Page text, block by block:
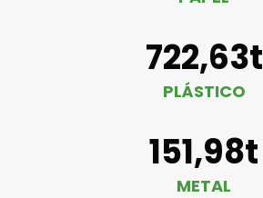
722,63t
PLÁSTICO
151,98t
METAL